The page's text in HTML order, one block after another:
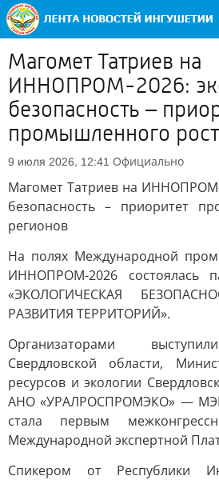
Магомет Татриев на
ИННОПРОМ-2026:
безопасность –
промышленного
9 июля 2026, 12:41 Официально
Магомет Татриев на ИННОПРОМ-
безопасность – приоритет
регионов
На полях Международной
ИННОПРОМ-2026 состоялась
«ЭКОЛОГИЧЕСКАЯ
РАЗВИТИЯ ТЕРРИТОРИЙ».
Организаторами
Свердловской области,
ресурсов и экологии
АНО «УРАЛРОСПРОМЭКО» — МЭП
стала первым
Международной экспертной
Спикером от Республики